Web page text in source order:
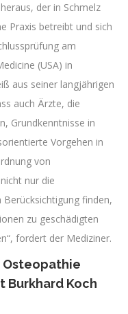
der in Schmelz
Praxis betreibt und sich
am
(USA) in
aus seiner langjährigen
auch Ärzte, die
Grundkenntnisse in
Vorgehen in
von
nur die
finden,
zu geschädigten
fordert der Mediziner.
Osteopathie
Burkhard Koch